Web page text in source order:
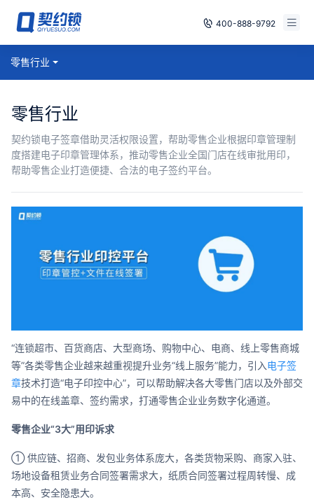
400-888-9792
智能合同
数字存档
安全合规
我们
零售行业
零售行业
契约锁电子签章借助灵活权限设置，帮助零售企业根据印章管理制
度搭建电子印章管理体系，推动零售企业全国门店在线审批用印，
帮助零售企业打造便捷、合法的电子签约平台。
“连锁超市、百货商店、大型商场、购物中心、电商、线上零售商城
等”各类零售企业越来越重视提升业务“线上服务”能力，引入电子签
章技术打造“电子印控中心”，可以帮助解决各大零售门店以及外部交
易中的在线盖章、签约需求，打通零售企业业务数字化通道。
零售企业“3大”用印诉求
① 供应链、招商、发包业务体系庞大，各类货物采购、商家入驻、
场地设备租赁业务合同签署需求大，纸质合同签署过程周转慢、成
本高、安全隐患大。